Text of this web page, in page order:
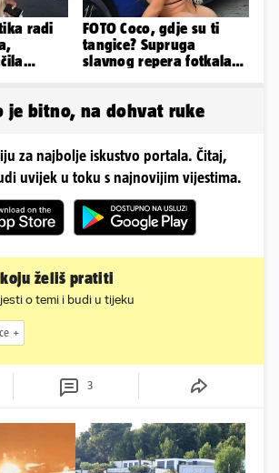
radi
FOTO Coco, gdje su ti
tangice? Supruga
slavnog repera fotkala
je bitno, na dohvat ruke
za najbolje iskustvo portala. Čitaj,
uvijek u toku s najnovijim vijestima.
želiš pratiti
o temi i budi u tijeku
3